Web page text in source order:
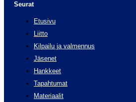
Seurat
Etusivu
Liitto
Kilpailu ja valmennus
Jäsenet
Hankkeet
Tapahtumat
Materiaalit